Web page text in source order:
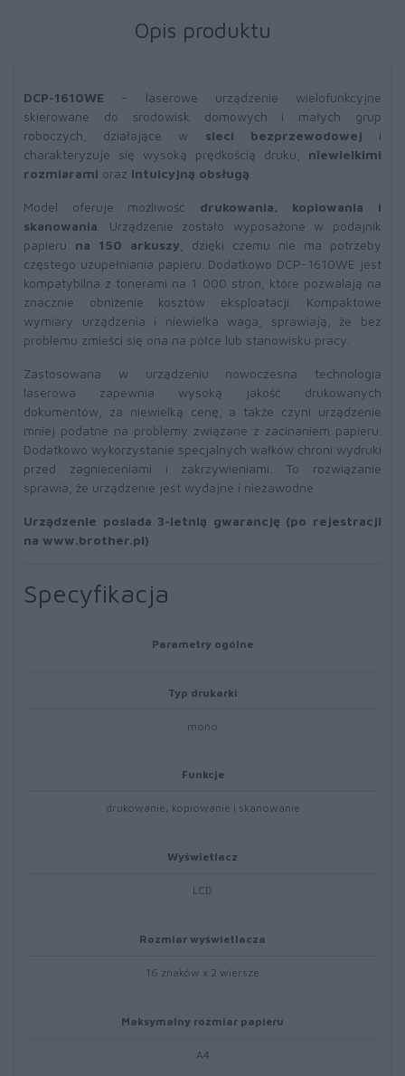
Opis produktu
DCP-1610WE - laserowe urządzenie wielofunkcyjne
skierowane do środowisk domowych i małych grup
roboczych, działające w sieci bezprzewodowej i
charakteryzuje się wysoką prędkością druku, niewielkimi
rozmiarami oraz intuicyjną obsługą
Model oferuje możliwość drukowania, kopiowania i
skanowania . Urządzenie zostało wyposażone w podajnik
papieru na 150 arkuszy , dzięki czemu nie ma potrzeby
częstego uzupełniania papieru. Dodatkowo DCP-1610WE jest
kompatybilna z tonerami na 1 000 stron, które pozwalają na
znacznie obniżenie kosztów eksploatacji. Kompaktowe
wymiary urządzenia i niewielka waga, sprawiają, że bez
problemu zmieści się ona na półce lub stanowisku pracy.
Zastosowana w urządzeniu nowoczesna technologia
laserowa zapewnia wysoką jakość drukowanych
dokumentów, za niewielką cenę, a także czyni urządzenie
mniej podatne na problemy związane z zacinaniem papieru.
Dodatkowo wykorzystanie specjalnych wałków chroni wydruki
przed zagnieceniami i zakrzywieniami. To rozwiązanie
sprawia, że urządzenie jest wydajne i niezawodne
Urządzenie posiada 3-letnią gwarancję (po rejestracji
na www.brother.pl)
Specyfikacja
Parametry ogólne
Typ drukarki
mono
Funkcje
drukowanie, kopiowanie i skanowanie
Wyświetlacz
LCD
Rozmiar wyświetlacza
16 znaków x 2 wiersze
Maksymalny rozmiar papieru
A4